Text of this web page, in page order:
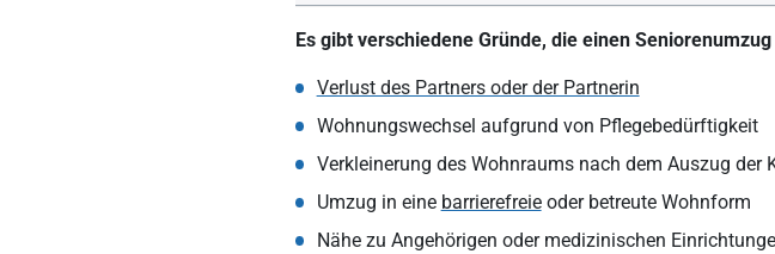
Es gibt verschiedene Gründe, die einen
Verlust des Partners oder der Partnerin
Wohnungswechsel aufgrund von Pflegebedürftigkeit
Verkleinerung des Wohnraums nach dem Auszug der
Umzug in eine barrierefreieoder betreute Wohnform
Nähe zu Angehörigen oder medizinischen